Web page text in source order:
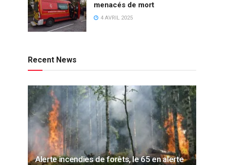
menacés de mort
4 AVRIL 2025
Recent News
Alerte incendies de forêts, le 65 en alerte